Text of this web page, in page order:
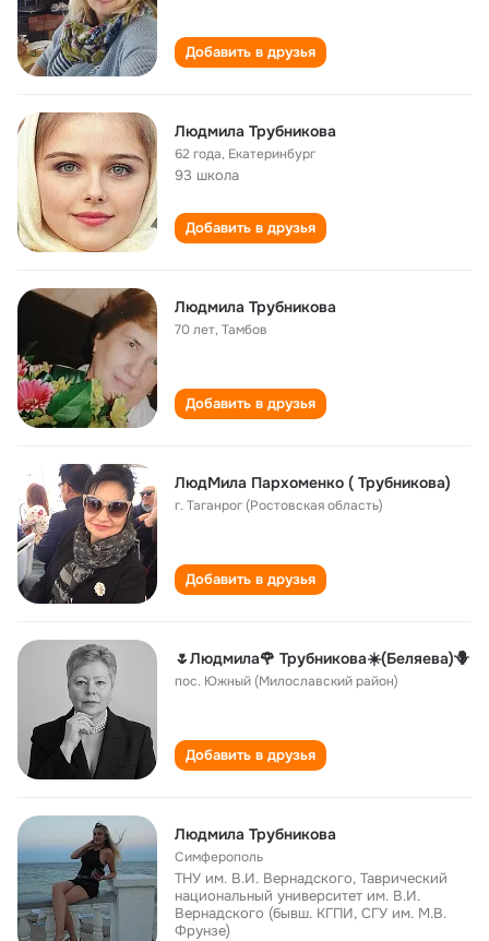
Добавить в друзья
Людмила Трубникова
62 года, Екатеринбург
93 школа
Добавить в друзья
Людмила Трубникова
70 лет,Тамбов
Добавить в друзья
ЛюдМила Пархоменко ( Трубникова)
г. Таганрог (Ростовская область)
Добавить в друзья
🌷Людмила🌹 Трубникова☀️(Беляева)🪻
пос. Южный (Милославский район)
Добавить в друзья
Людмила Трубникова
Симферополь
ТНУ им. В.И. Вернадского, Таврический
национальный университет им. В.И.
Вернадского (бывш. КГПИ, СГУ им. М.В.
Фрунзе)